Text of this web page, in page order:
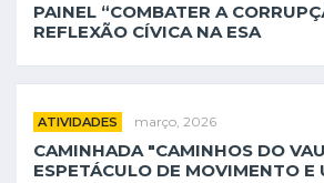
PAINEL “COMBATER A
REFLEXÃO CÍVICA NA ESA
ATIVIDADES março, 2026
CAMINHADA "CAMINHOS DO
ESPETÁCULO DE MOVIMENTO E